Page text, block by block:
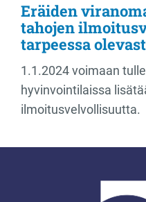
Eräiden
tahojen
tarpeessa
1.1.2024 voimaan
hyvinvointilaissa
ilmoitusvelvollisuutta.